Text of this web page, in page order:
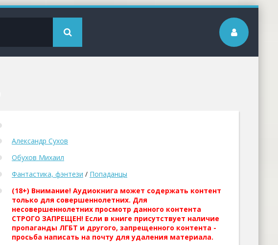
Александр Сухов
Обухов Михаил
Фантастика, фэнтези / Попаданцы
(18+) Внимание! Аудиокнига может содержать контент
только для совершеннолетних. Для
несовершеннолетних просмотр данного контента
СТРОГО ЗАПРЕЩЕН! Если в книге присутствует наличие
пропаганды ЛГБТ и другого, запрещенного контента -
просьба написать на почту для удаления материала.